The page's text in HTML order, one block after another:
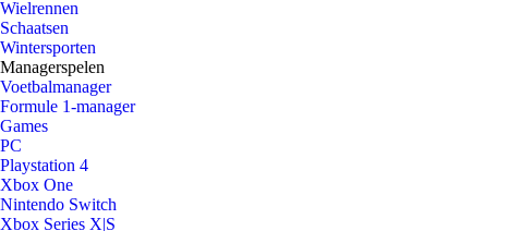
Wielrennen
Schaatsen
Wintersporten
Managerspelen
Voetbalmanager
Formule 1-manager
Games
PC
Playstation 4
Xbox One
Nintendo Switch
Xbox Series X|S